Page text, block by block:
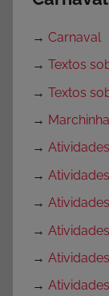
→ Carnaval
→ Textos
→ Textos
→
→
→
→
→
→
→